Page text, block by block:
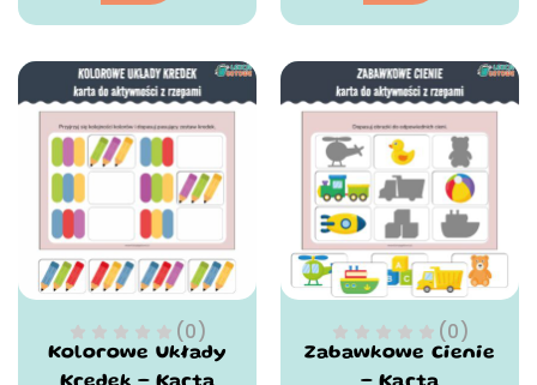
(0)
Kolorowe Układy
(0)
Zabawkowe Cienie